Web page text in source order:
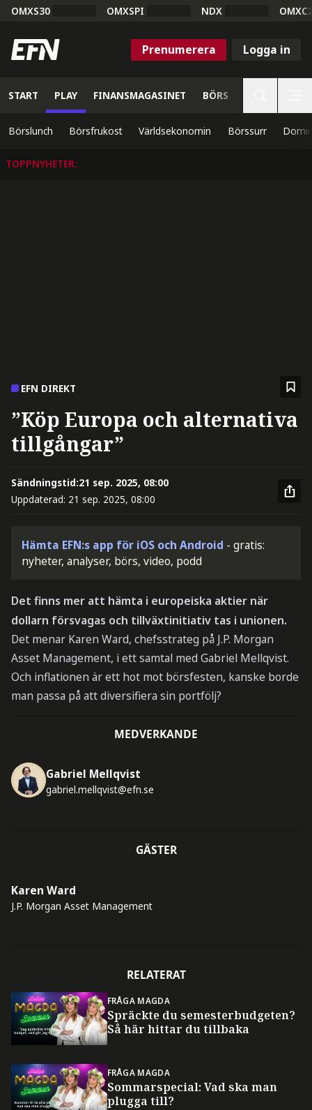
OMXS30 OMXSPI NDX
Prenumerera Logga in
START PLAY FINANSMAGASINET BÖRS
Börslunch Börsfrukost Världsekonomin Börssurr
TOPPNYHETER:
EFN DIREKT
”Köp Europa och alternativa
tillgångar”
Sändningstid:21 sep. 2025, 08:00
Uppdaterad: 21 sep. 2025, 08:00
Hämta EFN:s app för iOS och Android - gratis:
nyheter, analyser, börs, video, podd
Det finns mer att hämta i europeiska aktier när
dollarn försvagas och tillväxtinitiativ tas i unionen.
Det menar Karen Ward, chefsstrateg på J.P. Morgan
Asset Management, i ett samtal med Gabriel Mellqvist.
Och inflationen är ett hot mot börsfesten, kanske borde
man passa på att diversifiera sin portfölj?
MEDVERKANDE
Gabriel Mellqvist
gabriel.mellqvist@efn.se
GÄSTER
Karen Ward
J.P. Morgan Asset Management
RELATERAT
FRÅGA MAGDA
Spräckte du semesterbudgeten?
Så här hittar du tillbaka
FRÅGA MAGDA
Sommarspecial: Vad ska man
plugga till?